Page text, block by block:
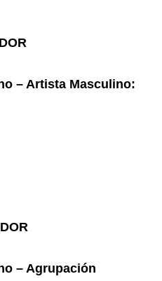
– Artista Masculino:
– Agrupación